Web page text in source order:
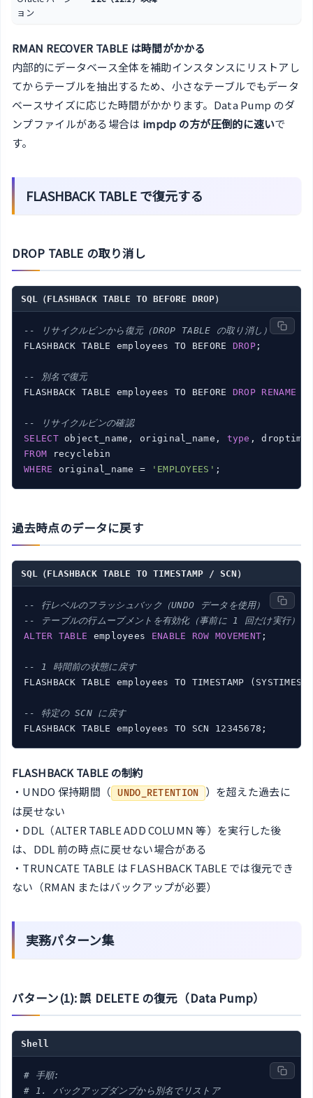
ョン
RMAN RECOVER TABLE は時間がかかる
内部的にデータベース全体を補助インスタンスにリストアし
てからテーブルを抽出するため、小さなテーブルでもデータ
ベースサイズに応じた時間がかかります。Data Pump のダ
ンプファイルがある場合は impdp の方が圧倒的に速いで
す。
FLASHBACK TABLE で復元する
DROP TABLE の取り消し
SQL（FLASHBACK TABLE TO BEFORE DROP）
-- リサイクルビンから復元（DROP TABLE の取り消し）
FLASHBACK TABLE employees TO BEFORE DROP ;
-- 別名で復元
FLASHBACK TABLE employees TO BEFORE DROP RENAME
-- リサイクルビンの確認
SELECT object_name, original_name, type
FROM
WHERE original_name = 'EMPLOYEES'
過去時点のデータに戻す
SQL（FLASHBACK TABLE TO TIMESTAMP / SCN）
-- 行レベルのフラッシュバック（UNDO データを使用）
-- テーブルの行ムーブメントを有効化（事前に 1 回だけ実行）
ALTER TABLE employees ENABLE ROW MOVEMENT ;
-- 1 時間前の状態に戻す
FLASHBACK TABLE employees TO TIMESTAMP
-- 特定の SCN に戻す
FLASHBACK TABLE の制約
・UNDO 保持期間（ UNDO_RETENTION ）を超えた過去に
は戻せない
・DDL（ALTER TABLE ADD COLUMN 等）を実行した後
は、DDL 前の時点に戻せない場合がある
・TRUNCATE TABLE は FLASHBACK TABLE では復元でき
ない（RMAN またはバックアップが必要）
実務パターン集
パターン(1): 誤 DELETE の復元（Data Pump）
Shell
# 手順:
# 1. バックアップダンプから別名でリストア